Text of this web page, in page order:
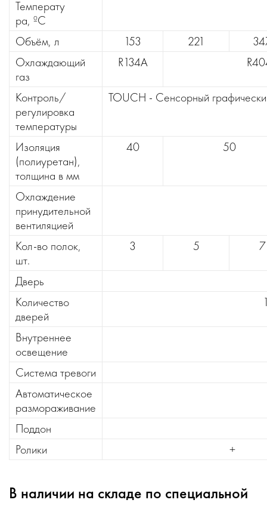
Температу
ра, ºС
Объём, л
153 221
Охлаждающий
газ
R134A
Контроль/
регулировка
температуры
TOUCH - Сенсорный
Изоляция
(полиуретан),
толщина в мм
40 50
Охлаждение
принудительной
вентиляцией
Кол-во полок,
шт.
3 5 7
Дверь
Количество
дверей
Внутреннее
освещение
Система тревоги
Автоматическое
размораживание
Поддон
Ролики
+
В наличии на складе по специальной